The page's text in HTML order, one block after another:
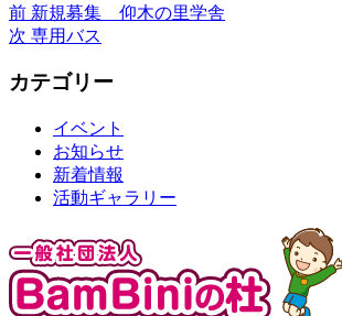
稿
者
稿
日:
テ
投
稿
ナ
ョ
ン
前 前
の
稿:
新規募集 仰木の里学舎
次 次
投
専用バス
カテゴリー
イベント
お知らせ
新着情報
活動ギャラリー